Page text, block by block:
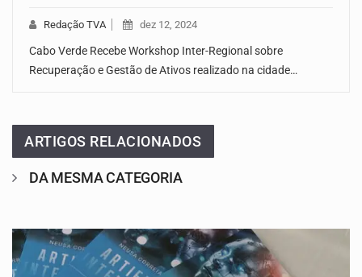
Redação TVA dez 12, 2024
Cabo Verde Recebe Workshop Inter-Regional sobre
Recuperação e Gestão de Ativos realizado na cidade…
ARTIGOS RELACIONADOS
DA MESMA CATEGORIA